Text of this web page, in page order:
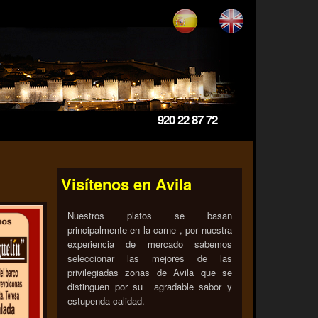
920 22 87 72
Visítenos en Avila
Nuestros platos se basan
principalmente en la carne , por nuestra
experiencia de mercado sabemos
seleccionar las mejores de las
privilegiadas zonas de Avila que se
distinguen por su agradable sabor y
estupenda calidad.